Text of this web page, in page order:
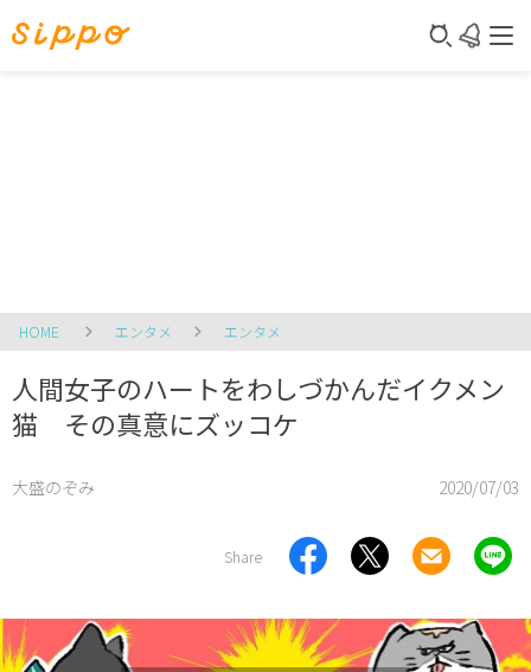
HOME エンタメ エンタメ
人間女子のハートをわしづかんだイクメン
猫 その真意にズッコケ
大盛のぞみ 2020/07/03
Share